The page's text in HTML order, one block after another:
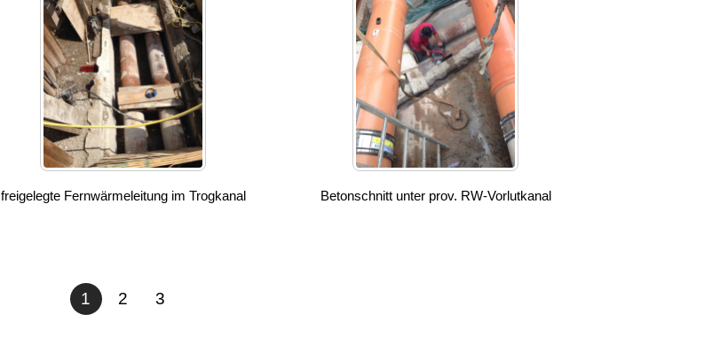
freigelegte Fernwärmeleitung im Trogkanal Betonschnitt unter prov. RW-Vorlutkanal
1 2 3